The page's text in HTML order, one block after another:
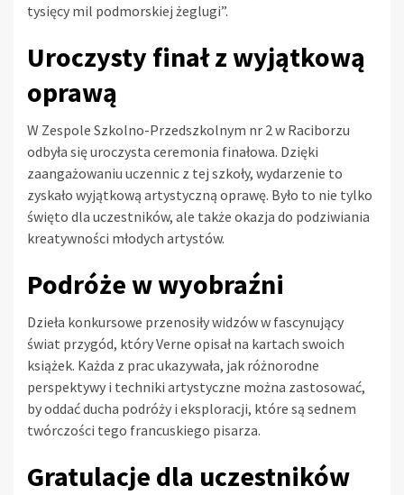
tysięcy mil podmorskiej żeglugi”.
Uroczysty finał z wyjątkową
oprawą
W Zespole Szkolno-Przedszkolnym nr 2 w Raciborzu
odbyła się uroczysta ceremonia finałowa. Dzięki
zaangażowaniu uczennic z tej szkoły, wydarzenie to
zyskało wyjątkową artystyczną oprawę. Było to nie tylko
święto dla uczestników, ale także okazja do podziwiania
kreatywności młodych artystów.
Podróże w wyobraźni
Dzieła konkursowe przenosiły widzów w fascynujący
świat przygód, który Verne opisał na kartach swoich
książek. Każda z prac ukazywała, jak różnorodne
perspektywy i techniki artystyczne można zastosować,
by oddać ducha podróży i eksploracji, które są sednem
twórczości tego francuskiego pisarza.
Gratulacje dla uczestników